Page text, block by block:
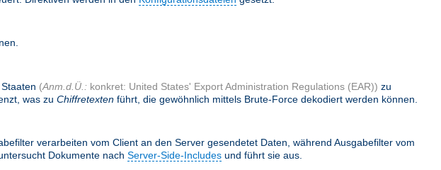
(Anm.d.Ü.: konkret: United States' Export Administration Regulations (EAR)) zu
was zu Chiffretexten führt, die gewöhnlich mittels Brute-Force dekodiert werden können.
verarbeiten vom Client an den Server gesendetet Daten, während Ausgabefilter vom
Dokumente nach Server-Side-Includes und führt sie aus.